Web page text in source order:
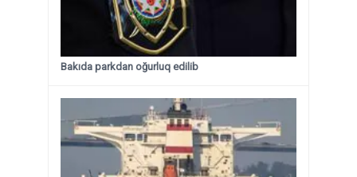
Bakıda parkdan oğurluq edilib